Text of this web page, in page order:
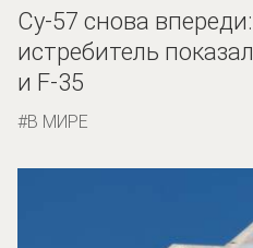
Су-57 снова
истребитель
и F-35
В МИРЕ